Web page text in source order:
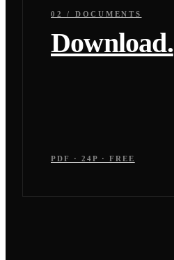
02 / DOCUMENTS
Download.
PDF · 24P · FREE